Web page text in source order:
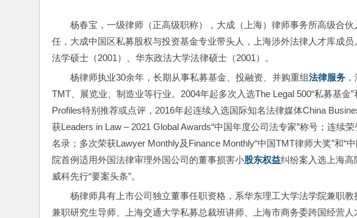
杨春宝，一级律师（正高级职称），大成（上海）律师事务所高级合
任，大成中国区私募股权与投资基金专业带头人，上海涉外法律人才库成
法学硕士（2001）、华东政法大学法律硕士（2001）。
杨律师执业30余年，长期从事私募基金、投融资、并购重组法律服务
TMT、展览业、制造业等行业。2004年起多次入选The Legal 500“私募基金
Profiles特别推荐或点评，2016年起连续入选国际知名法律媒体China
获Leaders in Law – 2021 Global Awards“中国年度公司法专家”称号；连续
名录；多次荣获Lawyer Monthly及Finance Monthly“中国TMT律师大奖”和“
院首例适用外国法律审理外国公司的董事损害小股东权益纠纷案入选上海
威科先行“要案头条”。
杨律师具有上市公司独立董事任职资格，系华东理工大学法学院兼职
兼职研究生导师、上海交通大学私募总裁班讲师、上海市商务委跨国经营